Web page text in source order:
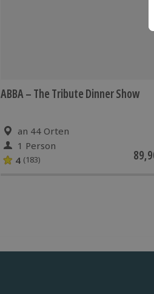
ABBA – The Tribute Dinner Show
an 44 Orten
1 Person
4 (183)